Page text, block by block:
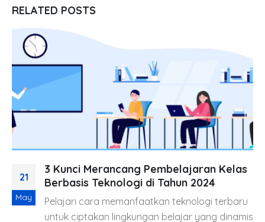
RELATED POSTS
21
May
3 Kunci Merancang Pembelajaran Kelas
Berbasis Teknologi di Tahun 2024
Pelajari cara memanfaatkan teknologi terbaru
untuk ciptakan lingkungan belajar yang dinamis